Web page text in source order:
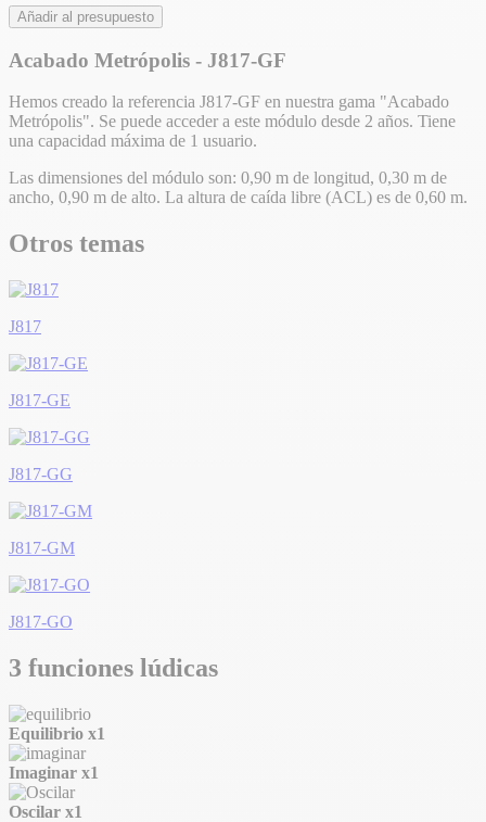
Añadir al presupuesto
Acabado Metrópolis - J817-GF
Hemos creado la referencia J817-GF en nuestra gama "Acabado
Metrópolis". Se puede acceder a este módulo desde 2 años. Tiene
una capacidad máxima de 1 usuario.
Las dimensiones del módulo son: 0,90 m de longitud, 0,30 m de
ancho, 0,90 m de alto. La altura de caída libre (ACL) es de 0,60 m.
Otros temas
J817
J817-GE
J817-GG
J817-GM
J817-GO
3 funciones lúdicas
Equilibrio x1
Imaginar x1
Oscilar x1